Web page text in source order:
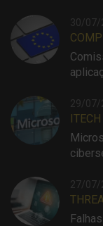
30/07/
29/07/
ITECH
27/07/